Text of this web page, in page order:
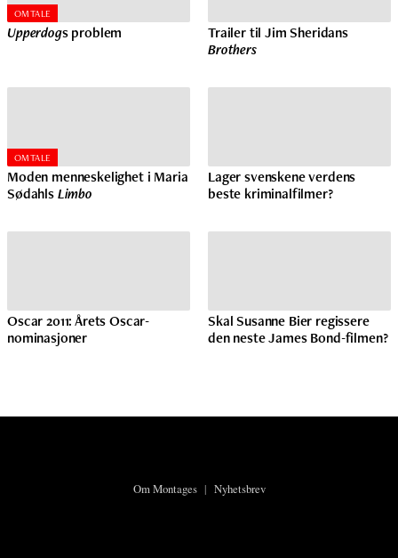
OMTALE
Upperdogs problem
Trailer til Jim Sheridans
Brothers
OMTALE
Moden menneskelighet i Maria
SødahlsLimbo
Lager svenskene verdens
beste kriminalfilmer?
Oscar 2011: Årets Oscar-
nominasjoner
Skal Susanne Bier regissere
den neste James Bond-filmen?
Om Montages| Nyhetsbrev